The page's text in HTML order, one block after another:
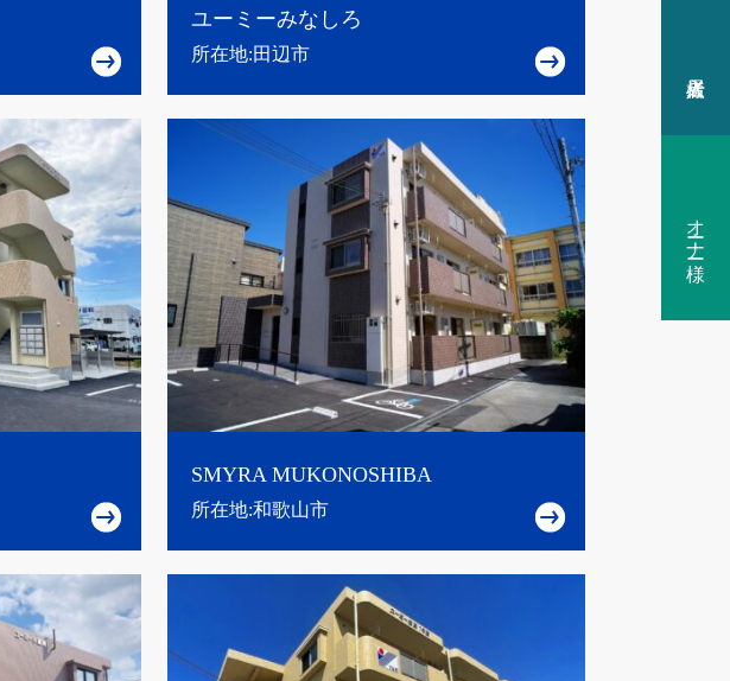
ユーミーみなしろ
所在地:田辺市
SMYRA MUKONOSHIBA
所在地:和歌山市
オーナー様